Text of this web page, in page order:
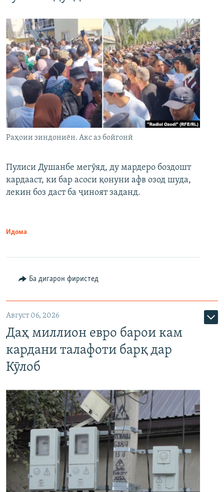
Раҳоии зиндониён. Акс аз бойгонӣ
Пулиси Душанбе мегӯяд, ду мардеро боздошт
кардааст, ки бар асоси қонуни афв озод шуда,
лекин боз даст ба ҷиноят заданд.
Идома
Ба дигарон фиристед
Август 06, 2026
Даҳ миллион евро барои кам
кардани талафоти барқ дар
Кӯлоб